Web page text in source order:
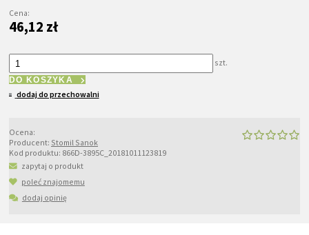
Cena:
46,12 zł
szt.
DO KOSZYKA
dodaj do przechowalni
Ocena:
Producent: Stomil Sanok
Kod produktu: 866D-3895C_20181011123819
zapytaj o produkt
poleć znajomemu
dodaj opinię